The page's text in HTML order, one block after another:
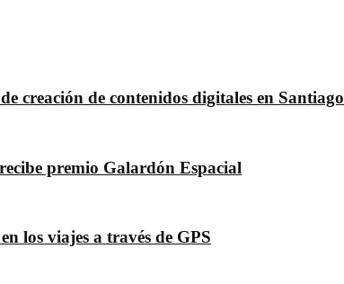
creación de contenidos digitales en Santiago
premio Galardón Espacial
los viajes a través de GPS